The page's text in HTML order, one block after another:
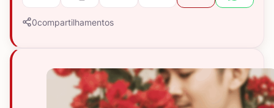
0compartilhamentos